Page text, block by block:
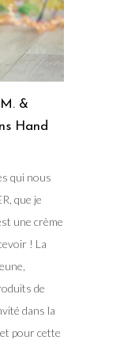
&
Hand
qui nous
que je
une crème
! La
de
dans la
pour cette